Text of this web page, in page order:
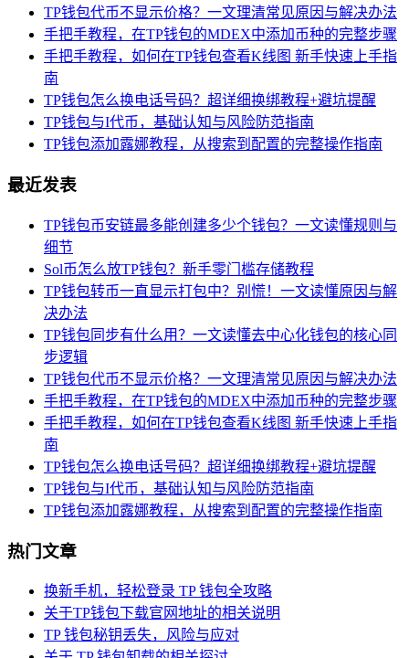
TP钱包代币不显示价格？一文理清常见原因与解决办法
手把手教程，在TP钱包的MDEX中添加币种的完整步骤
手把手教程，如何在TP钱包查看K线图 新手快速上手指
南
TP钱包怎么换电话号码？超详细换绑教程+避坑提醒
TP钱包与I代币，基础认知与风险防范指南
TP钱包添加露娜教程，从搜索到配置的完整操作指南
最近发表
TP钱包币安链最多能创建多少个钱包？一文读懂规则与
细节
Sol币怎么放TP钱包？新手零门槛存储教程
TP钱包转币一直显示打包中？别慌！一文读懂原因与解
决办法
TP钱包同步有什么用？一文读懂去中心化钱包的核心同
步逻辑
TP钱包代币不显示价格？一文理清常见原因与解决办法
手把手教程，在TP钱包的MDEX中添加币种的完整步骤
手把手教程，如何在TP钱包查看K线图 新手快速上手指
南
TP钱包怎么换电话号码？超详细换绑教程+避坑提醒
TP钱包与I代币，基础认知与风险防范指南
TP钱包添加露娜教程，从搜索到配置的完整操作指南
热门文章
换新手机，轻松登录 TP 钱包全攻略
关于TP钱包下载官网地址的相关说明
TP 钱包秘钥丢失，风险与应对